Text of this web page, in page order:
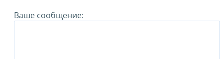
Ваше сообщение: